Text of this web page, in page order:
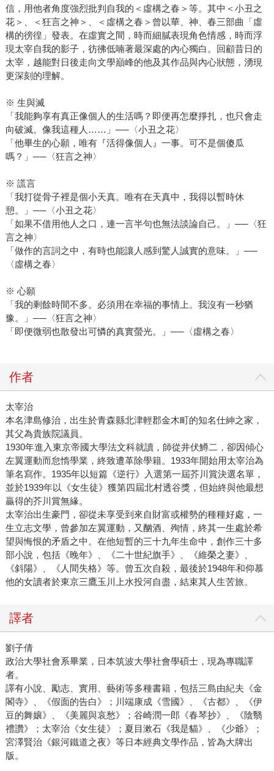
信，用他者角度強烈批判自我的＜虛構之春＞等。其中＜小丑之
花＞、＜狂言之神＞、＜虛構之春＞曾以華、神、春三部曲「虛
構的徬徨」發表。在虛實之間，時而細膩表現角色情感，時而浮
現太宰自我的影子，彷彿低喃著最深處的內心獨白。回顧昔日的
太宰，越能對日後走向文學巔峰的他及其作品與內心狀態，湧現
更深刻的理解。
※ 生與滅
「我能夠享有真正像個人的生活嗎？即便再怎麼掙扎，也只會走
向破滅。像我這種人……」──〈小丑之花〉
「他畢生的心願，唯有『活得像個人』一事。可不是個傻瓜
嗎？」──〈狂言之神〉
※ 謊言
「我打從骨子裡是個小天真。唯有在天真中，我得以暫時休
憩。」──〈小丑之花〉
「如果不借用他人之口，連一言半句也無法談論自己。」──〈狂
言之神〉
「做作的言詞之中，有時也能讓人感到驚人誠實的意味。」──
〈虛構之春〉
※ 心願
「我的剩餘時間不多。必須用在幸福的事情上。我沒有一秒猶
豫。」──〈狂言之神〉
「即便微弱也散發出可憐的真實螢光。」──〈虛構之春〉
作者
太宰治
本名津島修治，出生於青森縣北津輕郡金木町的知名仕紳之家，
其父為貴族院議員。
1930年進入東京帝國大學法文科就讀，師從井伏鱒二，卻因傾心
左翼運動而怠惰學業，終致遭革除學籍。1933年開始用太宰治為
筆名寫作。1935年以短篇《逆行》入選第一屆芥川賞決選名單，
並於1939年以《女生徒》獲第四屆北村透谷獎，但始終與他最想
贏得的芥川賞無緣。
太宰治出生豪門，卻從未享受到來自財富或權勢的種種好處，一
生立志文學，曾參加左翼運動，又酗酒、殉情，終其一生處於希
望與悔恨的矛盾之中。在他短暫的三十九年生命中，創作三十多
部小說，包括《晚年》、《二十世紀旗手》、《維榮之妻》、
《斜陽》、《人間失格》等。曾五次自殺，最後於1948年和仰慕
他的女讀者於東京三鷹玉川上水投河自盡，結束其人生苦旅。
譯者
劉子倩
政治大學社會系畢業，日本筑波大學社會學碩士，現為專職譯
者。
譯有小說、勵志、實用、藝術等多種書籍，包括三島由紀夫《金
閣寺》、《假面的告白》；川端康成《雪國》、《古都》、《伊
豆的舞孃》、《美麗與哀愁》；谷崎潤一郎《春琴抄》、《陰翳
禮讚》；太宰治《女生徒》；夏目漱石《我是貓》、《少爺》；
宮澤賢治《銀河鐵道之夜》等日本經典文學作品，皆為大牌出
版。